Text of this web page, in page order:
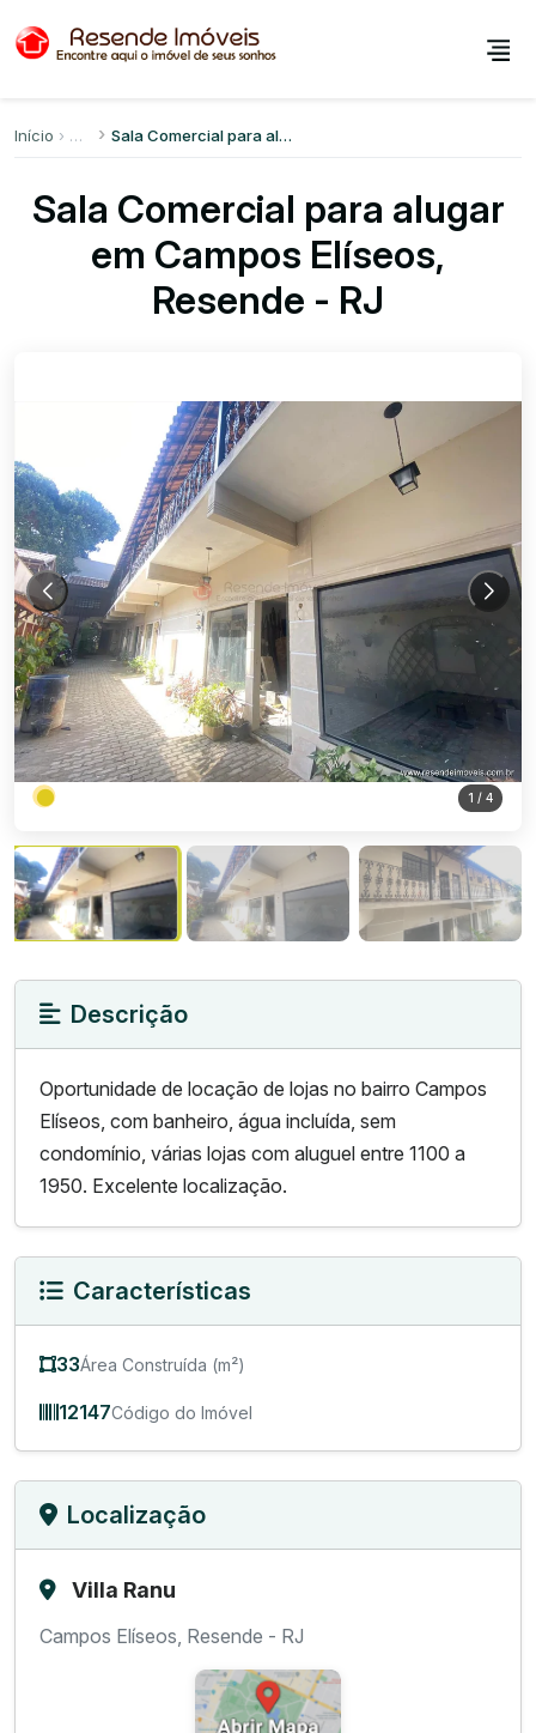
Início Sala Comercial para alugar em Campos Elíseos
Sala Comercial para alugar
em Campos Elíseos,
Resende - RJ
1 / 4
Descrição
Oportunidade de locação de lojas no bairro Campos
Elíseos, com banheiro, água incluída, sem
condomínio, várias lojas com aluguel entre 1100 a
1950. Excelente localização.
Características
33Área Construída (m²)
12147Código do Imóvel
Localização
Villa Ranu
Campos Elíseos, Resende - RJ